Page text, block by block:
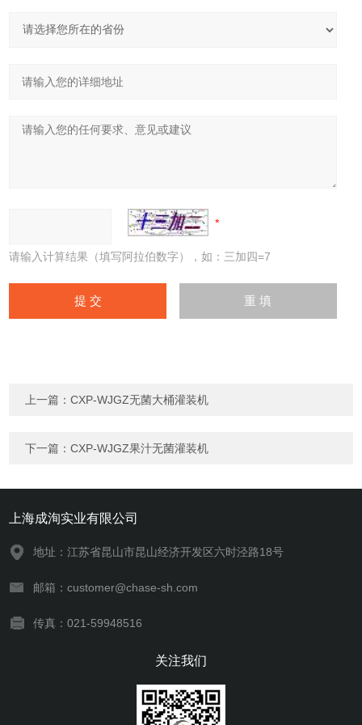
请输入计算结果（填写阿拉伯数字），如：三加四=7
上一篇：CXP-WJGZ无菌大桶灌装机
下一篇：CXP-WJGZ果汁无菌灌装机
上海成洵实业有限公司
地址：江苏省昆山市昆山经济开发区六时泾路18号
邮箱：customer@chase-sh.com
传真：021-59948516
关注我们